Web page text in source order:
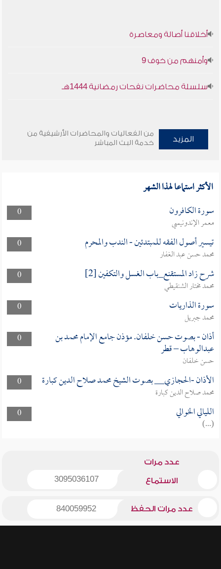
أخلاقنا أصالة ومعاصرة
وأمنهم من خوف 9
سلسلة محاضرات نفحات رمضانية 1444هـ
المزيد
من الفعاليات والمحاضرات الأرشيفية من
خدمة البث المباشر
الأكثر استماعا لهذا الشهر
0 سورة الكافرون
معمر الإندونيسي
0
تيسير أصول الفقه للمبتدئين - الندب والمحرم
محمد حسن عبد الغفار
0
شرح زاد المستقنع_باب الغسل والتكفين [2]
محمد مختار الشنقيطي
0
سورة الذاريات
محمد جبريل
0
أذان - بصوت حسن خلفان. مؤذن جامع الإمام محمد بن
عبدالوهاب – قطر
حسن خلفان
0
الأذان -الحجازي__ بصوت الشيخ محمد صلاح الدين كبارة
محمد صلاح الدين كبارة
0
الليالي الخوالي
(...)
عدد مرات
الاستماع 3095036107
عدد مرات الحفظ 840059952